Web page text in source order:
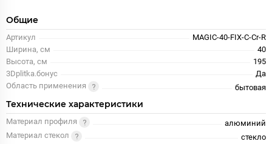
Общие
Артикул
MAGIC-40-FIX-C-Cr-R
Ширина, см
40
Высота, см
195
3Dplitka.бонус
Да
Область применения
бытовая
Технические характеристики
Материал профиля
алюминий
Материал стекол
стекло